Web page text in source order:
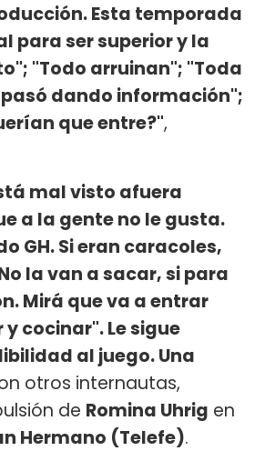
Esta temporada
para ser superior y la
"Todo arruinan"; "Toda
dando información";
que entre?",
mal visto afuera
a la gente no le gusta.
GH. Si eran caracoles,
la van a sacar, si para
Mirá que va a entrar
cocinar". Le sigue
al juego. Una
otros internautas,
de Romina Uhrig en
Hermano (Telefe).